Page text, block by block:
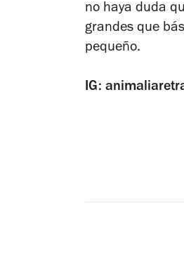
no haya duda
grandes que
pequeño.
IG: